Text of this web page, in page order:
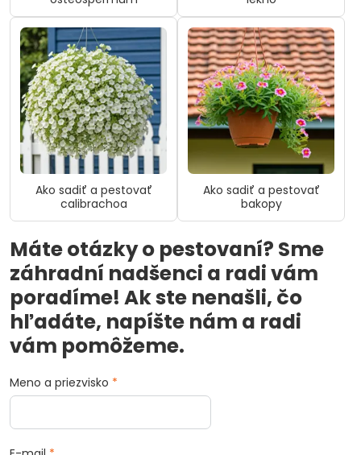
Ako sadiť a pestovať
calibrachoa
Ako sadiť a pestovať
bakopy
Máte otázky o pestovaní? Sme
záhradní nadšenci a radi vám
poradíme! Ak ste nenašli, čo
hľadáte, napíšte nám a radi
vám pomôžeme.
Meno a priezvisko *